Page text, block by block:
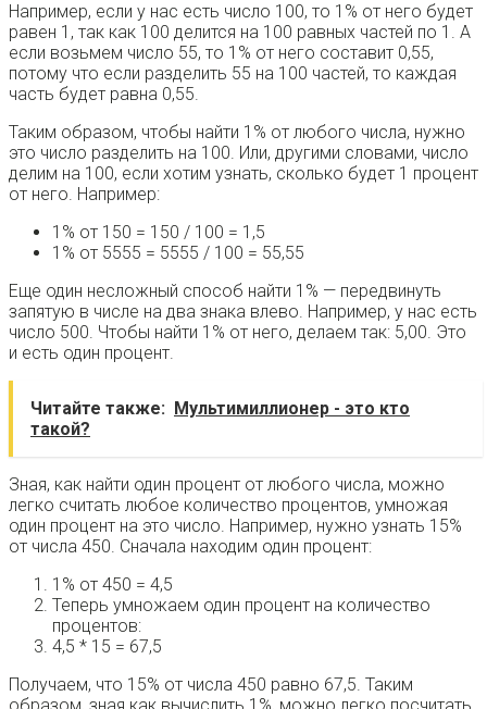
Например, если у нас есть число 100, то 1% от него будет
равен 1, так как 100 делится на 100 равных частей по 1. А
если возьмем число 55, то 1% от него составит 0,55,
потому что если разделить 55 на 100 частей, то каждая
часть будет равна 0,55.
Таким образом, чтобы найти 1% от любого числа, нужно
это число разделить на 100. Или, другими словами, число
делим на 100, если хотим узнать, сколько будет 1 процент
от него. Например:
1% от 150 = 150 / 100 = 1,5
1% от 5555 = 5555 / 100 = 55,55
Еще один несложный способ найти 1% — передвинуть
запятую в числе на два знака влево. Например, у нас есть
число 500. Чтобы найти 1% от него, делаем так: 5,00. Это
и есть один процент.
Читайте также: Мультимиллионер - это кто
такой?
Зная, как найти один процент от любого числа, можно
легко считать любое количество процентов, умножая
один процент на это число. Например, нужно узнать 15%
от числа 450. Сначала находим один процент:
1% от 450 = 4,5
Теперь умножаем один процент на количество
процентов:
4,5 * 15 = 67,5
Получаем, что 15% от числа 450 равно 67,5. Таким